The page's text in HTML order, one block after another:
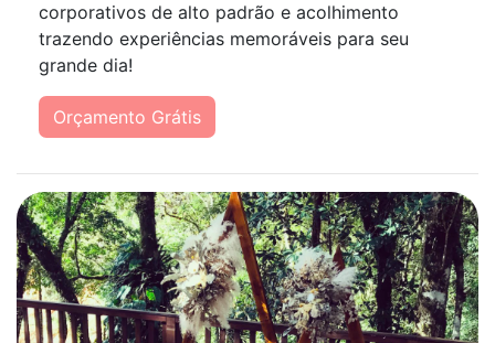
corporativos de alto padrão e acolhimento
trazendo experiências memoráveis para seu
grande dia!
Orçamento Grátis